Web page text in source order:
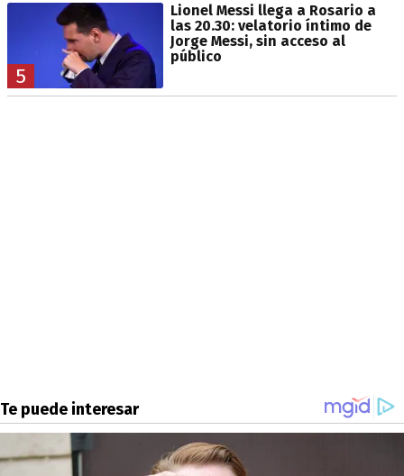
5
Lionel Messi llega a Rosario a
las 20.30: velatorio íntimo de
Jorge Messi, sin acceso al
público